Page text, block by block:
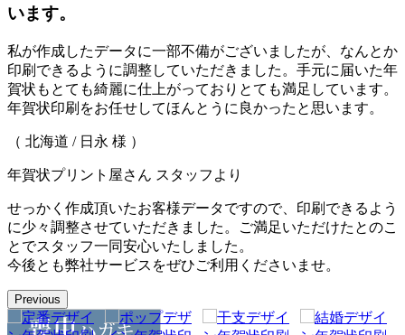
います。
私が作成したデータに一部不備がございましたが、なんとか
印刷できるように調整していただきました。手元に届いた年
賀状もとても綺麗に仕上がっておりとても満足しています。
年賀状印刷をお任せしてほんとうに良かったと思います。
（ 北海道 / 日永 様 ）
年賀状プリント屋さん スタッフより
せっかく作成頂いたお客様データですので、印刷できるよう
に少々調整させていただきました。ご満足いただけたとのこ
とでスタッフ一同安心いたしました。
今後とも弊社サービスをぜひご利用くださいませ。
Previous